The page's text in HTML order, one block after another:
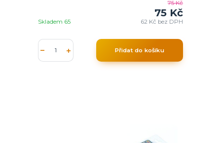
75 Kč
75 Kč
62 Kč bez DPH
Skladem 65
Přidat do košíku